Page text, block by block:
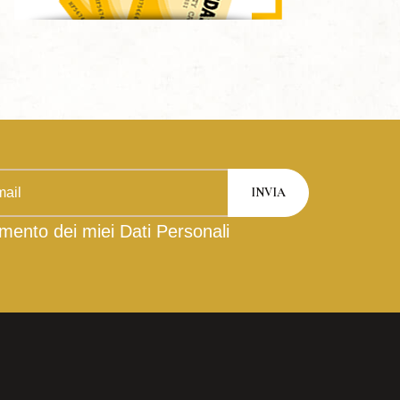
dei miei Dati Personali